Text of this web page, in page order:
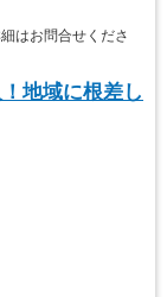
はお問合せくださ
地域に根差し